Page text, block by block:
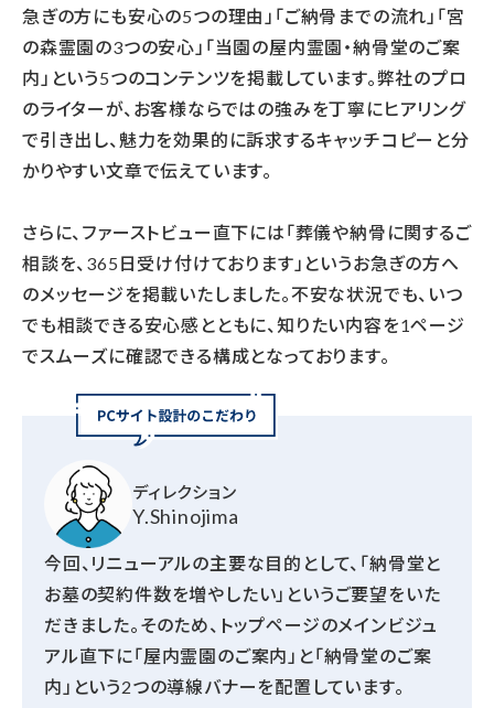
急ぎの方にも安心の5つの理由」「ご納骨までの流れ」「宮
の森霊園の3つの安心」「当園の屋内霊園・納骨堂のご案
内」という5つのコンテンツを掲載しています。弊社のプロ
のライターが、お客様ならではの強みを丁寧にヒアリング
で引き出し、魅力を効果的に訴求するキャッチコピーと分
かりやすい文章で伝えています。
さらに、ファーストビュー直下には「葬儀や納骨に関するご
相談を、365日受け付けております」というお急ぎの方へ
のメッセージを掲載いたしました。不安な状況でも、いつ
でも相談できる安心感とともに、知りたい内容を1ページ
でスムーズに確認できる構成となっております。
ディレクション
Y.Shinojima
今回、リニューアルの主要な目的として、「納骨堂と
お墓の契約件数を増やしたい」というご要望をいた
だきました。そのため、トップページのメインビジュ
アル直下に「屋内霊園のご案内」と「納骨堂のご案
内」という2つの導線バナーを配置しています。